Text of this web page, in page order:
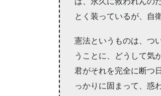
とく装っているが、自
憲法というものは、つ
うことに、どうして気
君がそれを完全に断つ
っかりに固まって、惑